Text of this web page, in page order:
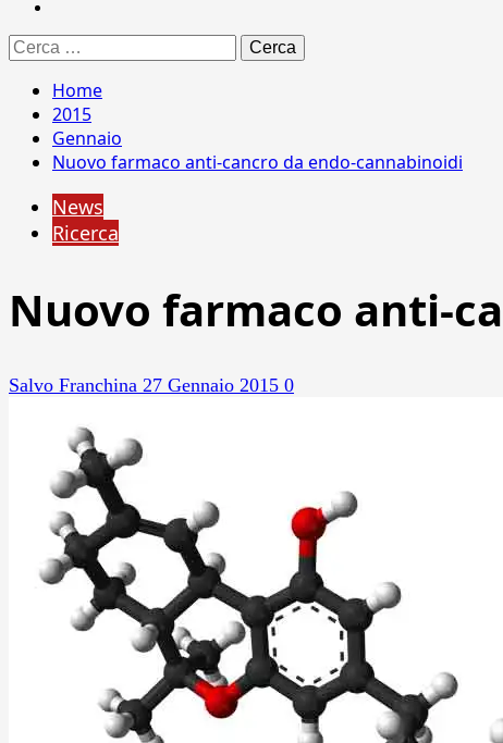
Ricerca
per:
Home
2015
Gennaio
Nuovo farmaco anti-cancro da endo-cannabinoidi
News
Ricerca
Nuovo farmaco anti-
Salvo Franchina 27 Gennaio 2015 0